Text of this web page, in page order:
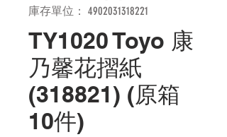
庫存單位： 4902031318221
TY1020 Toyo 康
乃馨花摺紙
(318821) (原箱
10件)